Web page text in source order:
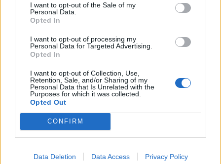
I want to opt-out of the Sale of my
Personal Data.
Opted In
I want to opt-out of processing my
Personal Data for Targeted Advertising.
Opted In
I want to opt-out of Collection, Use,
Retention, Sale, and/or Sharing of my
Personal Data that Is Unrelated with the
Purposes for which it was collected.
Opted Out
CONFIRM
Data Deletion Data Access Privacy Policy
Esim for Global|Esim for Europe|Esim for Caribbean
Esim for USA|
|Esim for Germany
for Asia|Esim for World Cup 2026
Emirates|Esim for Balkans|Esim for Morocco|